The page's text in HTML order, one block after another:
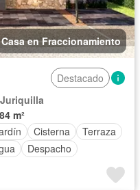
Casa en Fraccionamiento
Destacado
m²
Cisterna
Terraza
Despacho